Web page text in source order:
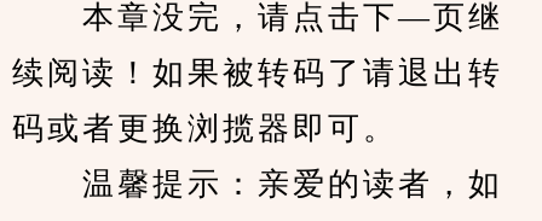
本章没完，请点击下—页继
续阅读！如果被转码了请退出转
码或者更换浏揽器即可。
温馨提示：亲爱的读者，如